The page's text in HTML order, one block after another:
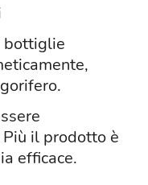
bottiglie
il prodotto è
efficace.